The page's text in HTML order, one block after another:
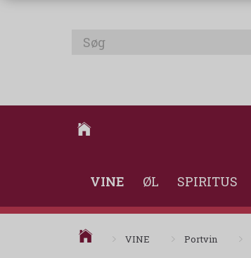
VINE ØL SPIRITUS
VINE Portvin